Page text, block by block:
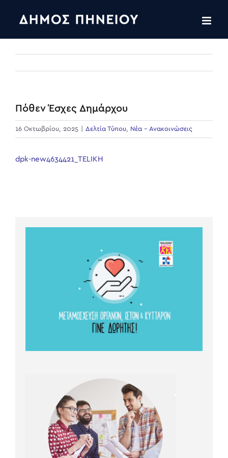
Πόθεν Έσχες Δημάρχου
16 Οκτωβρίου, 2025 Δελτία Τύπου, Νέα - Ανακοινώσεις
dpk-new4634421_TELIKH